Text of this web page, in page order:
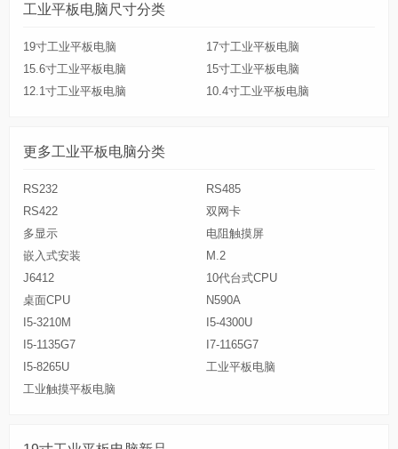
工业平板电脑尺寸分类
19寸工业平板电脑
17寸工业平板电脑
15.6寸工业平板电脑
15寸工业平板电脑
12.1寸工业平板电脑
10.4寸工业平板电脑
更多工业平板电脑分类
RS232
RS485
RS422
双网卡
多显示
电阻触摸屏
嵌入式安装
M.2
J6412
10代台式CPU
桌面CPU
N590A
I5-3210M
I5-4300U
I5-1135G7
I7-1165G7
I5-8265U
工业平板电脑
工业触摸平板电脑